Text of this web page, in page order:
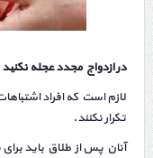
درازدواج مجددعجله نکنید
لازم است که افراد
تکرار نکنند.
آنان پس از طلاق باید